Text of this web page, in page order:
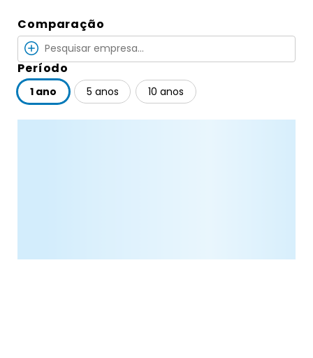
Comparação
Período
1 ano 5 anos 10 anos